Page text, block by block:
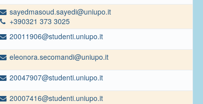
sayedmasoud.sayedi@uniupo.it
+390321 373 3025
20011906@studenti.uniupo.it
eleonora.secomandi@uniupo.it
20047907@studenti.uniupo.it
20007416@studenti.uniupo.it